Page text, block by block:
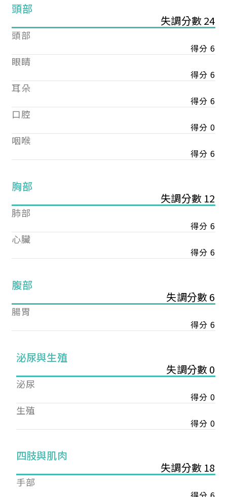
頭部
失調分數 24
頭部
得分 6
眼睛
得分 6
耳朵
得分 6
口腔
得分 0
咽喉
得分 6
胸部
失調分數 12
肺部
得分 6
心臟
得分 6
腹部
失調分數 6
腸胃
得分 6
泌尿與生殖
失調分數 0
泌尿
得分 0
生殖
得分 0
四肢與肌肉
失調分數 18
手部
您已成功送出會員申請
您好，您的會員申請，已成功送出，經本協會理事
會審核通過後即通知您進行繳費，繳費資訊如下